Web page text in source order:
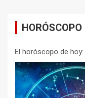
HORÓSCOPO
El horóscopo de